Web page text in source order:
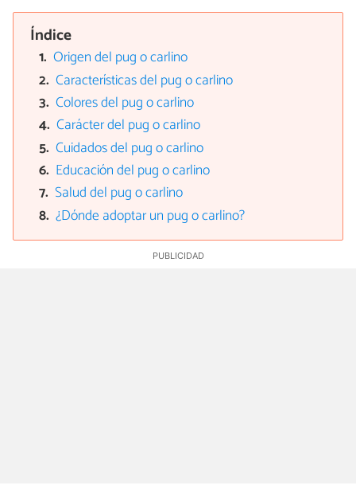
Índice
Origen del pug o carlino
Características del pug o carlino
Colores del pug o carlino
Carácter del pug o carlino
Cuidados del pug o carlino
Educación del pug o carlino
Salud del pug o carlino
¿Dónde adoptar un pug o carlino?